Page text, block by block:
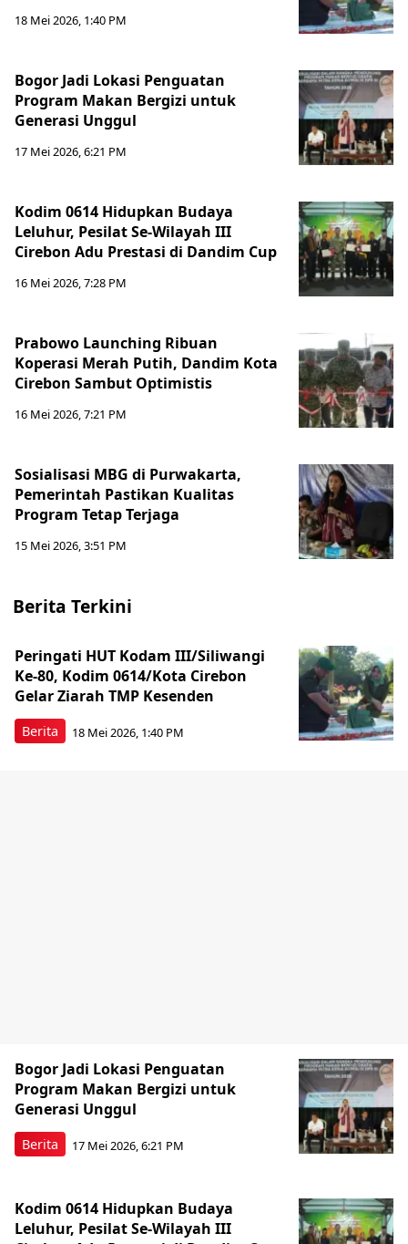
18 Mei 2026, 1:40 PM
Bogor Jadi Lokasi Penguatan
Program Makan Bergizi untuk
Generasi Unggul
17 Mei 2026, 6:21 PM
Kodim 0614 Hidupkan Budaya
Leluhur, Pesilat Se-Wilayah III
Cirebon Adu Prestasi di Dandim Cup
16 Mei 2026, 7:28 PM
Prabowo Launching Ribuan
Koperasi Merah Putih, Dandim Kota
Cirebon Sambut Optimistis
16 Mei 2026, 7:21 PM
Sosialisasi MBG di Purwakarta,
Pemerintah Pastikan Kualitas
Program Tetap Terjaga
15 Mei 2026, 3:51 PM
Berita Terkini
Berita
Peringati HUT Kodam III/Siliwangi
Ke-80, Kodim 0614/Kota Cirebon
Gelar Ziarah TMP Kesenden
18 Mei 2026, 1:40 PM
Berita
Bogor Jadi Lokasi Penguatan
Program Makan Bergizi untuk
Generasi Unggul
17 Mei 2026, 6:21 PM
Kodim 0614 Hidupkan Budaya
Leluhur, Pesilat Se-Wilayah III